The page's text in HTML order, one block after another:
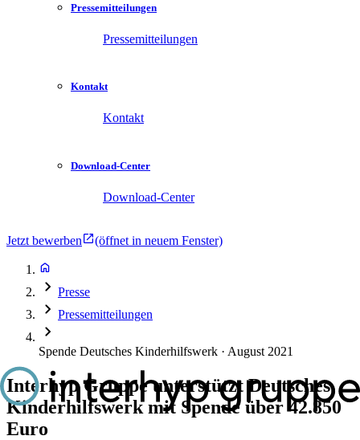
Pressemitteilungen
Pressemitteilungen
Kontakt
Kontakt
Download-Center
Download-Center
Jetzt bewerben (öffnet in neuem Fenster)
Presse
Pressemitteilungen
Spende Deutsches Kinderhilfswerk · August 2021
Interhyp Gruppe unterstützt Deutsches
Kinderhilfswerk mit Spende über 42.850
Euro